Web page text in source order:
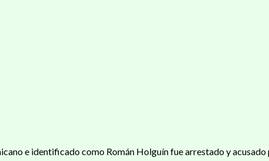
e identificado como Román Holguín fue arrestado y